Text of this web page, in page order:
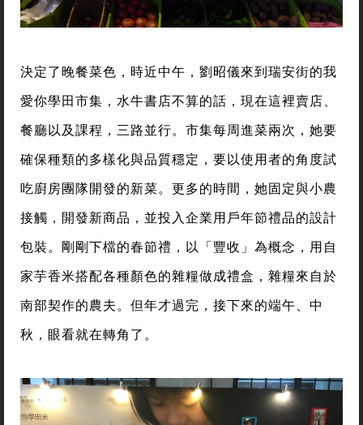
決定了晚餐菜色，時近中午，劉昭儀來到瑞安街的我
愛你學田市集，水牛書店不算的話，現在這裡賣店、
餐廳以及課程，三路並行。市集每周進菜兩次，她要
確保種類的多樣化與品質穩定，要以使用者的角度試
吃廚房團隊開發的新菜。更多的時間，她固定與小農
接觸，開發新商品，並投入企業用戶年節禮品的設計
包裝。剛剛下檔的春節禮，以「豐收」為概念，用自
家芋香米搭配各種顏色的雜糧做成禮盒，雜糧來自於
南部契作的農夫。但年才過完，接下來的端午、中
秋，眼看就在轉角了。